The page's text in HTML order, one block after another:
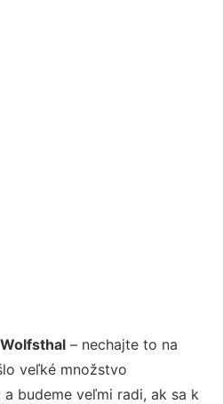
– nechajte to na
veľké množstvo
budeme veľmi radi, ak sa k